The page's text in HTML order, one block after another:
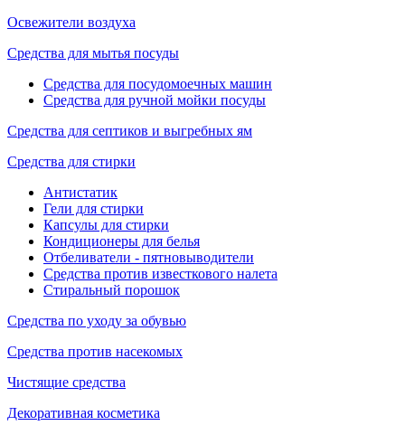
Освежители воздуха
Средства для мытья посуды
Средства для посудомоечных машин
Средства для ручной мойки посуды
Средства для септиков и выгребных ям
Средства для стирки
Антистатик
Гели для стирки
Капсулы для стирки
Кондиционеры для белья
Отбеливатели - пятновыводители
Средства против известкового налета
Стиральный порошок
Средства по уходу за обувью
Средства против насекомых
Чистящие средства
Декоративная косметика